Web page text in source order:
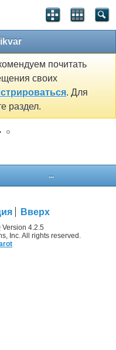
почитать
своих
. Для
раздел.
...
Вверх
Version 4.2.5
Inc. All rights reserved.